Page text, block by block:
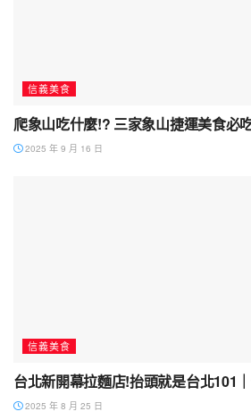
信義美食
爬象山吃什麼!? 三家象山捷運美食必
2025 年 9 月 16 日
信義美食
台北新開幕拉麵店!抬頭就是台北101
2025 年 8 月 25 日